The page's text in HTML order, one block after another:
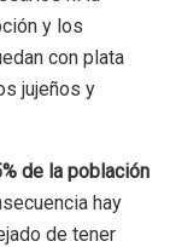
y los
con plata
jujeños y
de la población
hay
de tener